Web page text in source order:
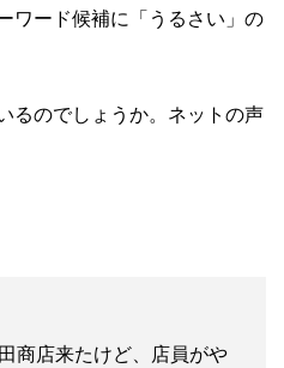
ワード候補に「うるさい」の
るのでしょうか。ネットの声
商店来たけど、店員がや